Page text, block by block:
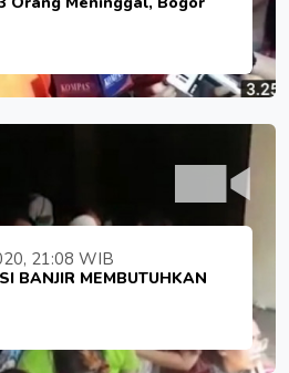
21:08 WIB
BANJIR MEMBUTUHKAN